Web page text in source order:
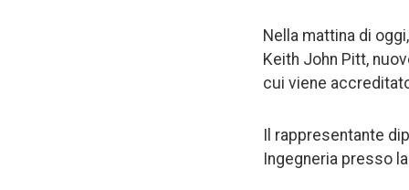
Nella mattina di
Keith John Pitt,
cui viene
Il rappresentante
Ingegneria presso